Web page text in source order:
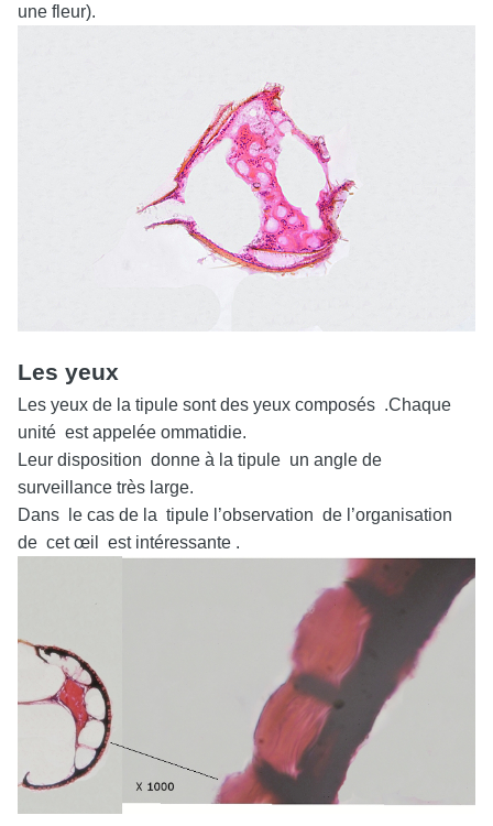
une fleur).
Les yeux
Les yeux de la tipule sont des yeux composés .Chaque
unité est appelée ommatidie.
Leur disposition donne à la tipule un angle de
surveillance très large.
Dans le cas de la tipule l’observation de l’organisation
de cet œil est intéressante .